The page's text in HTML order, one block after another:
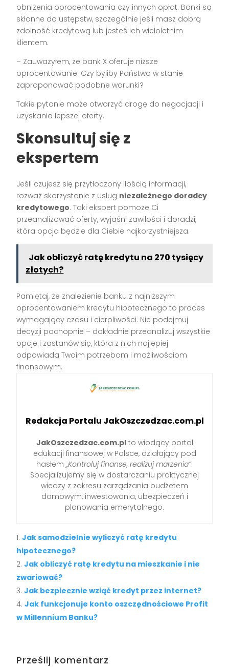
obniżenia oprocentowania czy innych opłat. Banki są
skłonne do ustępstw, szczególnie jeśli masz dobrą
zdolność kredytową lub jesteś ich wieloletnim
klientem.
– Zauważyłem, że bank X oferuje niższe
oprocentowanie. Czy byliby Państwo w stanie
zaproponować podobne warunki?
Takie pytanie może otworzyć drogę do negocjacji i
uzyskania lepszej oferty.
Skonsultuj się z
ekspertem
Jeśli czujesz się przytłoczony ilością informacji,
rozważ skorzystanie z usług niezależnego doradcy
kredytowego. Taki ekspert pomoże Ci
przeanalizować oferty, wyjaśni zawiłości i doradzi,
która opcja będzie dla Ciebie najkorzystniejsza.
Jak obliczyć ratę kredytu na 270 tysięcy
złotych?
Pamiętaj, że znalezienie banku z najniższym
oprocentowaniem kredytu hipotecznego to proces
wymagający czasu i cierpliwości. Nie podejmuj
decyzji pochopnie – dokładnie przeanalizuj wszystkie
opcje i zastanów się, która z nich najlepiej
odpowiada Twoim potrzebom i możliwościom
finansowym.
Redakcja Portalu JakOszczedzac.com.pl
JakOszczedzac.com.plto wiodący portal
edukacji finansowej w Polsce, działający pod
hasłem „Kontroluj finanse, realizuj marzenia”.
Specjalizujemy się w dostarczaniu praktycznej
wiedzy z zakresu zarządzania budżetem
domowym, inwestowania, ubezpieczeń i
planowania emerytalnego.
Jak samodzielnie wyliczyć ratę kredytu
hipotecznego?
Jak obliczyć ratę kredytu na mieszkanie i nie
zwariować?
Jak bezpiecznie wziąć kredyt przez internet?
Jak funkcjonuje konto oszczędnościowe Profit
w Millennium Banku?
Prześlij komentarz